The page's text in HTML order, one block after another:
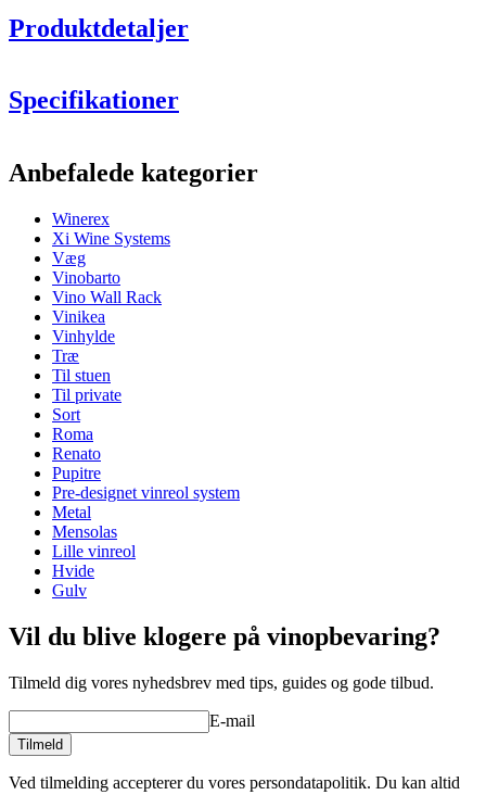
Produktdetaljer
Se eksempler på indretning med WINEREX vinreoler her.
indretning af vinkælder (åbner nyt vindue og kræver flash
installeret)
Specifikationer
ProduktnummerBX2516
Generelt
Levering
PlaceringGulv
ModulærJa
Flasker
Antal flasker (Bordeaux)
Flasketype
Dimensioner (BxHxD cm)
Højde (cm)
Bredde (cm)
68
Dybde (cm)32
Vægt (kg)
Anbefalede kategorier
Winerex
Xi Wine Systems
Væg
Vinobarto
Vino Wall Rack
Vinikea
Vinhylde
Træ
Til stuen
Til private
Sort
Roma
Renato
Pupitre
Pre-designet vinreol system
Metal
Mensolas
Lille vinreol
Hvide
Gulv
Vil du blive klogere på vinopbevaring?
Tilmeld dig vores nyhedsbrev med tips, guides og gode tilbud.
E-mail
Tilmeld
Ved tilmelding accepterer du vores persondatapolitik. Du kan altid